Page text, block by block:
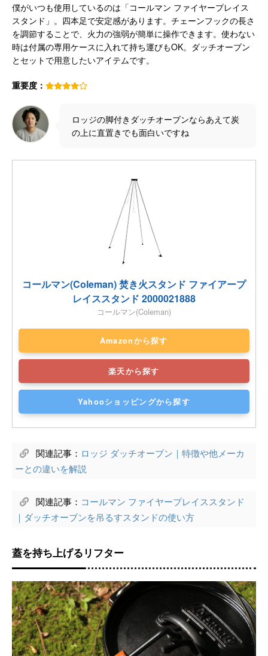
僕がいつも使用しているのは「コールマン ファイヤープレイス
スタンド」。四本足で安定感があります。チェーンフックの長さ
を調節することで、火力の強弱が簡単に操作できます。使わない
時は付属の専用ケースに入れて持ち運びもOK。ダッチオーブン
とセットで用意したいアイテムです。
重要度：
ロッジの脚付きダッチオーブンならあえて炭
の上に直置きでも面白いですね
コールマン(Coleman) 焚き火スタンド ファイアープ
レイススタンド 2000021888
コールマン(Coleman)
Amazonから探す
楽天から探す
Yahooショッピングから探す
関連記事： ロッジ ダッチオーブン｜特徴や他メーカ
ーとの違いを解説
関連記事： コールマン ファイヤープレイススタンド
｜ダッチオーブンを吊るすスタンドの使い方
蓋を持ち上げるリフター